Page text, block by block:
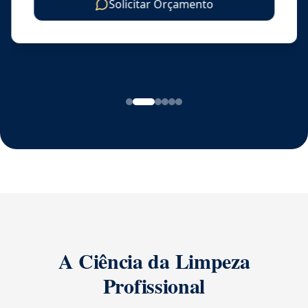
Solicitar Orçamento
A Ciência da Limpeza
Profissional